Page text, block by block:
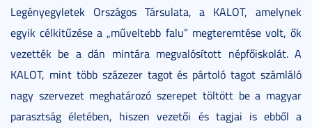
Legényegyletek Országos Társulata, a KALOT, amelynek
egyik célkitűzése a „műveltebb falu” megteremtése volt, ők
vezették be a dán mintára megvalósított népfőiskolát. A
KALOT, mint több százezer tagot és pártoló tagot számláló
nagy szervezet meghatározó szerepet töltött be a magyar
parasztság életében, hiszen vezetői és tagjai is ebből a